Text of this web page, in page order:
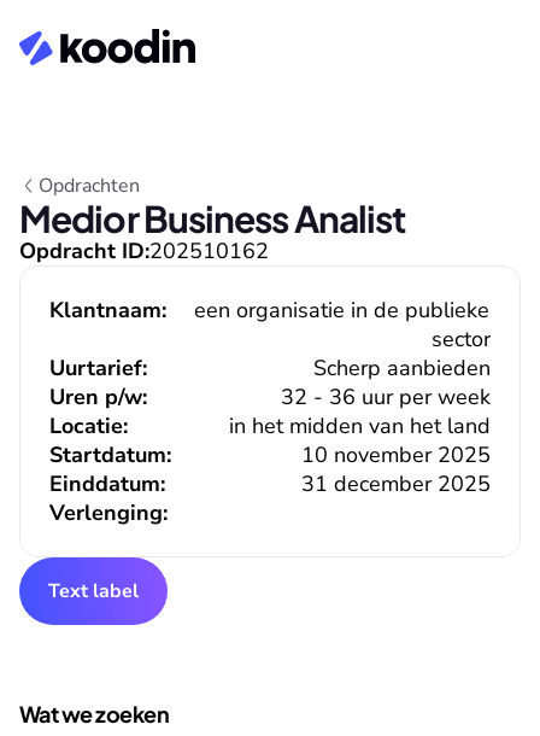
Opdrachten
Medior Business Analist
Opdracht ID:202510162
Klantnaam:
een organisatie in de publieke
sector
Uurtarief:
Scherp aanbieden
32 - 36 uur per week
Uren p/w:
Locatie:
in het midden van het land
Verlenging:
Einddatum: 31 december 2025
Startdatum: 10 november 2025
Text label
Wat we zoeken